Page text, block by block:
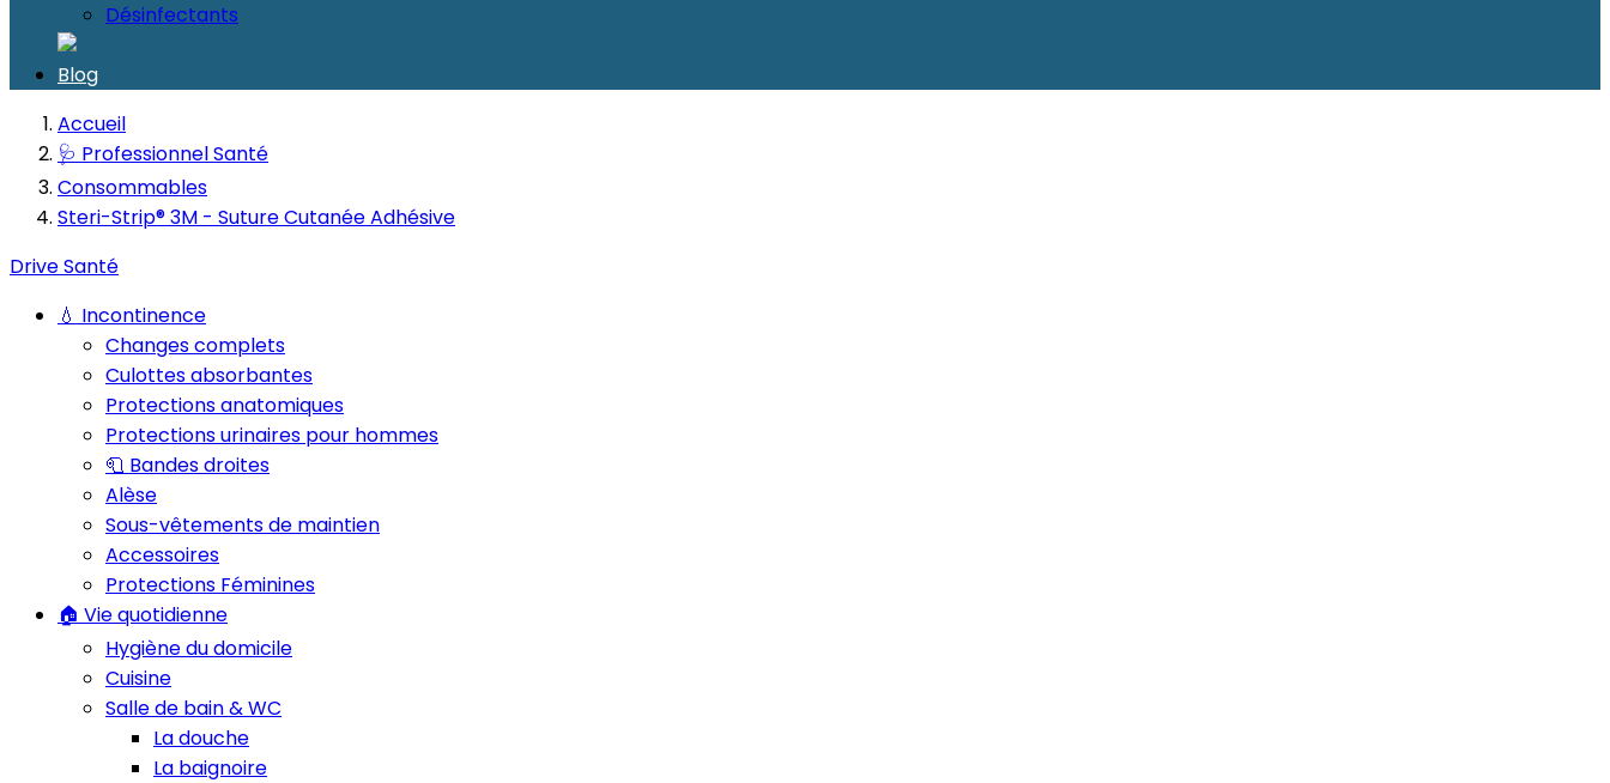
Désinfectants
Blog
Accueil
🩺 Professionnel Santé
Consommables
Steri-Strip® 3M - Suture Cutanée Adhésive
Drive Santé
💧 Incontinence
Changes complets
Culottes absorbantes
Protections anatomiques
Protections urinaires pour hommes
🧻 Bandes droites
Alèse
Sous-vêtements de maintien
Accessoires
Protections Féminines
🏠 Vie quotidienne
Hygiène du domicile
Cuisine
Salle de bain & WC
La douche
La baignoire